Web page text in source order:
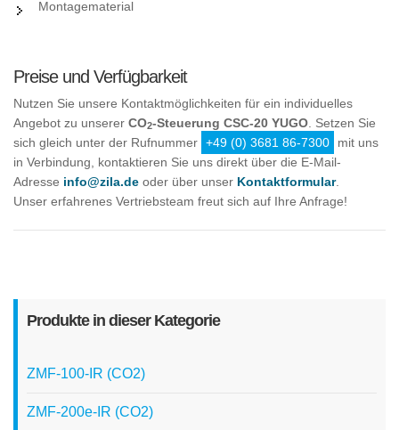
Montagematerial
Preise und Verfügbarkeit
Nutzen Sie unsere Kontaktmöglichkeiten für ein individuelles
Angebot zu unserer CO2-Steuerung CSC-20 YUGO . Setzen Sie
sich gleich unter der Rufnummer +49 (0) 3681 86-7300
mit uns
in Verbindung, kontaktieren Sie uns direkt über die E-Mail-
Adresse info@zila.de oder über unser Kontaktformular.
Unser erfahrenes Vertriebsteam freut sich auf Ihre Anfrage!
Produkte in dieser Kategorie
ZMF-100-IR (CO2)
ZMF-200e-IR (CO2)